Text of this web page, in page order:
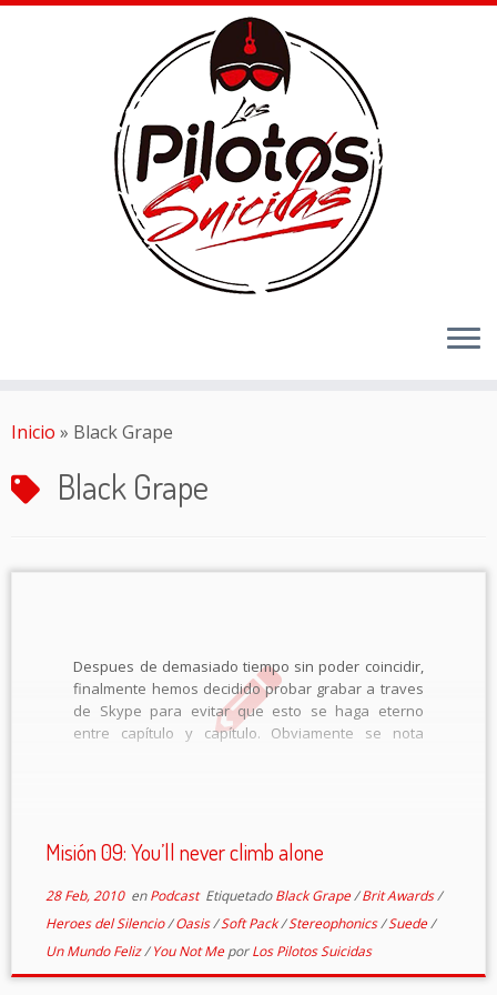
Inicio » Black Grape
Black Grape
Despues de demasiado tiempo sin poder coincidir,
finalmente hemos decidido probar grabar a traves
de Skype para evitar que esto se haga eterno
entre capítulo y capítulo. Obviamente se nota
Misión 09: You’ll never climb alone
28 Feb, 2010enPodcast EtiquetadoBlack Grape/Brit Awards/
Heroes del Silencio/Oasis/Soft Pack/Stereophonics/Suede/
Un Mundo Feliz/You Not MeporLos Pilotos Suicidas